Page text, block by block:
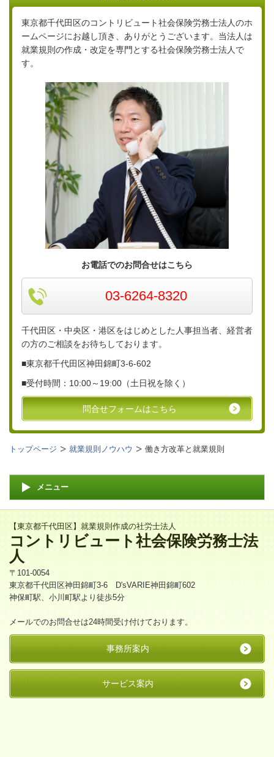
東京都千代田区のコントリビュート社会保険労務士法人のホ
ームページにお越し頂き、ありがとうございます。当法人は
就業規則の作成・改定を専門とする社会保険労務士法人で
す。
お電話でのお問合せはこちら
03-6264-8320
千代田区・中央区・港区をはじめとした人事担当者、経営者
の方のご相談をお待ちしております。
■東京都千代田区神田錦町3-6-602
■受付時間：10:00～19:00（土日祝を除く）
問合せフォームはこちら
トップページ 就業規則ノウハウ 働き方改革と就業規則
メニュー
【東京都千代田区】就業規則作成の社労士法人
コントリビュート社会保険労務士法
人
〒101-0054
東京都千代田区神田錦町3-6 D'sVARIE神田錦町602
神保町駅、小川町駅より徒歩5分
メールでのお問合せは24時間受け付けております。
事務所案内
サービス案内